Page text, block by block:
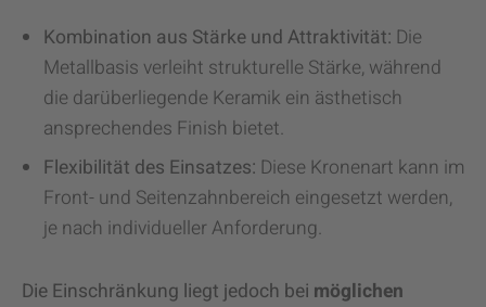
Kombination aus Stärke und Attraktivität: Die
Metallbasis verleiht strukturelle Stärke, während
die darüberliegende Keramik ein ästhetisch
ansprechendes Finish bietet.
Flexibilität des Einsatzes: Diese Kronenart kann im
Front- und Seitenzahnbereich eingesetzt werden,
je nach individueller Anforderung.
Die Einschränkung liegt jedoch bei möglichen